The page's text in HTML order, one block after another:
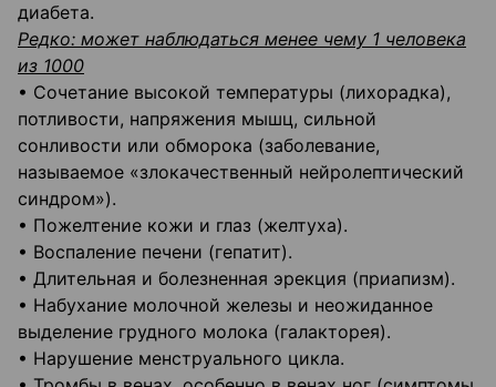
диабета.
Редко: может наблюдаться менее чему 1 человека
из 1000
• Сочетание высокой температуры (лихорадка),
потливости, напряжения мышц, сильной
сонливости или обморока (заболевание,
называемое «злокачественный нейролептический
синдром»).
• Пожелтение кожи и глаз (желтуха).
• Воспаление печени (гепатит).
• Длительная и болезненная эрекция (приапизм).
• Набухание молочной железы и неожиданное
выделение грудного молока (галакторея).
• Нарушение менструального цикла.